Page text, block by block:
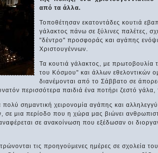
από τα άλλα.
Τοποθέτησαν εκατοντάδες κουτιά
γάλακτος πάνω σε ξύλινες παλέτες,
"δέντρο" προσφοράς και αγάπης
Χριστουγέννων.
Τα κουτιά γάλακτος, με πρωτοβουλία
του Κόσμου" και άλλων εθελοντικών
διανέμονται από το Σάββατο σε
περισσότερα παιδιά ένα ποτήρι ζεστό γάλα,
σημαντική χειρονομία αγάπης και
μια περίοδο που η χώρα μας βιώνει
σε ανακοίνωση που εξέδωσαν οι
τις προηγούμενες ημέρες σε σχολεία